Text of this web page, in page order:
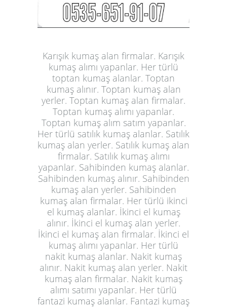
Karışık kumaş alan firmalar. Karışık
kumaş alımı yapanlar. Her türlü
toptan kumaş alanlar. Toptan
kumaş alınır. Toptan kumaş alan
yerler. Toptan kumaş alan firmalar.
Toptan kumaş alımı yapanlar.
Toptan kumaş alım satım yapanlar.
Her türlü satılık kumaş alanlar. Satılık
kumaş alan yerler. Satılık kumaş alan
firmalar. Satılık kumaş alımı
yapanlar. Sahibinden kumaş alanlar.
Sahibinden kumaş alınır. Sahibinden
kumaş alan yerler. Sahibinden
kumaş alan firmalar. Her türlü ikinci
el kumaş alanlar. İkinci el kumaş
alınır. İkinci el kumaş alan yerler.
İkinci el kumaş alan firmalar. İkinci el
kumaş alımı yapanlar. Her türlü
nakit kumaş alanlar. Nakit kumaş
alınır. Nakit kumaş alan yerler. Nakit
kumaş alan firmalar. Nakit kumaş
alımı satımı yapanlar. Her türlü
fantazi kumaş alanlar. Fantazi kumaş